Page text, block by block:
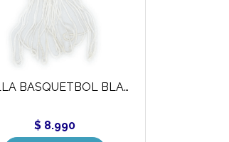
MALLA BASQUETBOL BLANCA
$ 8.990